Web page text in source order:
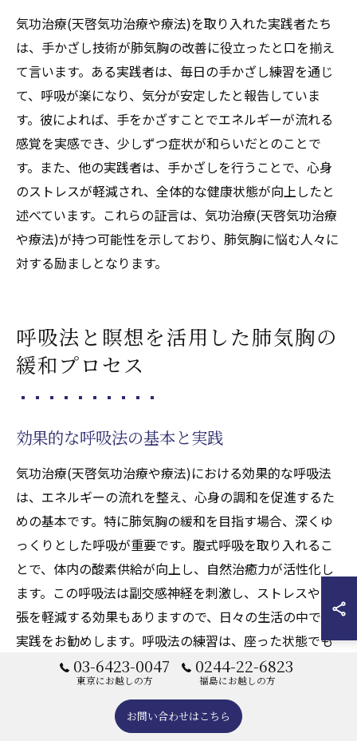
気功治療(天啓気功治療や療法)を取り入れた実践者たち
は、手かざし技術が肺気胸の改善に役立ったと口を揃え
て言います。ある実践者は、毎日の手かざし練習を通じ
て、呼吸が楽になり、気分が安定したと報告していま
す。彼によれば、手をかざすことでエネルギーが流れる
感覚を実感でき、少しずつ症状が和らいだとのことで
す。また、他の実践者は、手かざしを行うことで、心身
のストレスが軽減され、全体的な健康状態が向上したと
述べています。これらの証言は、気功治療(天啓気功治療
や療法)が持つ可能性を示しており、肺気胸に悩む人々に
対する励ましとなります。
呼吸法と瞑想を活用した肺気胸の
緩和プロセス
効果的な呼吸法の基本と実践
気功治療(天啓気功治療や療法)における効果的な呼吸法
は、エネルギーの流れを整え、心身の調和を促進するた
めの基本です。特に肺気胸の緩和を目指す場合、深くゆ
っくりとした呼吸が重要です。腹式呼吸を取り入れるこ
とで、体内の酸素供給が向上し、自然治癒力が活性化し
ます。この呼吸法は副交感神経を刺激し、ストレスや緊
張を軽減する効果もありますので、日々の生活の中での
実践をお勧めします。呼吸法の練習は、座った状態でも
立った状態でも行えますが、リラックスした環境を整え
ることが大切です。また、呼吸法を習得するにあたって
は、他の人に指導を受けることでより効果的な実践が可
03-6423-0047
東京にお越しの方
0244-22-6823
福島にお越しの方
お問い合わせはこちら